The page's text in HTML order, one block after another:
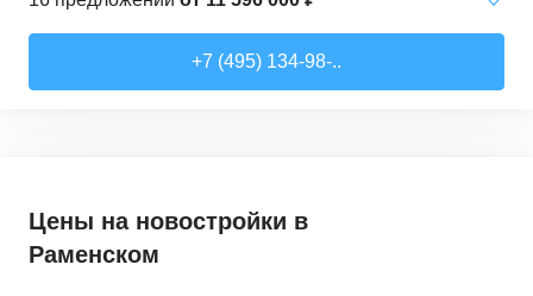
4-комн. кв.
94,1–143м²
+7 (495) 134-98-..
Цены на новостройки в
Раменском